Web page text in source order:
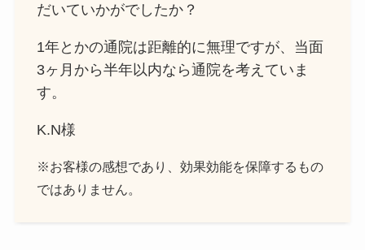
だいていかがでしたか？
1年とかの通院は距離的に無理ですが、当面
3ヶ月から半年以内なら通院を考えていま
す。
K.N様
※お客様の感想であり、効果効能を保障するもの
ではありません。